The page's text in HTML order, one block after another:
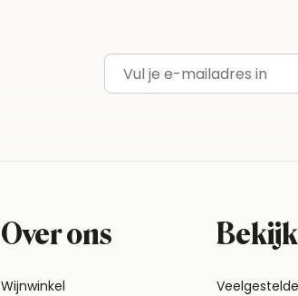
E-mailadres
Over ons
Wijnwinkel